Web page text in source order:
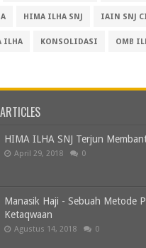
HIMA ILHA SNJ IAIN SNJ
ILHA KONSOLIDASI OMB
HIMA ILHA SNJ Terjun
April 29, 2018 0
Manasik Haji - Sebuah Metode
Ketaqwaan
Agustus 14, 2018 0